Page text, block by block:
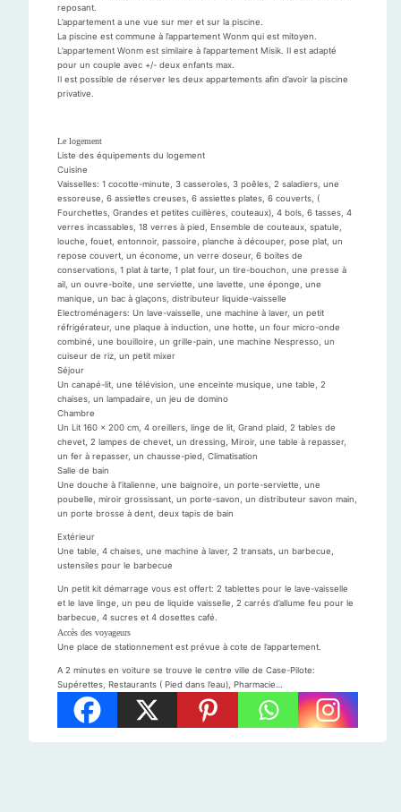
reposant.
L’appartement a une vue sur mer et sur la piscine.
La piscine est commune à l’appartement Wonm qui est mitoyen.
L’appartement Wonm est similaire à l’appartement Misik. Il est adapté
pour un couple avec +/- deux enfants max.
Il est possible de réserver les deux appartements afin d’avoir la piscine
privative.
Le logement
Liste des équipements du logement
Cuisine
Vaisselles: 1 cocotte-minute, 3 casseroles, 3 poêles, 2 saladiers, une
essoreuse, 6 assiettes creuses, 6 assiettes plates, 6 couverts, (
Fourchettes, Grandes et petites cuillères, couteaux), 4 bols, 6 tasses, 4
verres incassables, 18 verres à pied, Ensemble de couteaux, spatule,
louche, fouet, entonnoir, passoire, planche à découper, pose plat, un
repose couvert, un économe, un verre doseur, 6 boites de
conservations, 1 plat à tarte, 1 plat four, un tire-bouchon, une presse à
ail, un ouvre-boite, une serviette, une lavette, une éponge, une
manique, un bac à glaçons, distributeur liquide-vaisselle
Electroménagers: Un lave-vaisselle, une machine à laver, un petit
réfrigérateur, une plaque à induction, une hotte, un four micro-onde
combiné, une bouilloire, un grille-pain, une machine Nespresso, un
cuiseur de riz, un petit mixer
Séjour
Un canapé-lit, une télévision, une enceinte musique, une table, 2
chaises, un lampadaire, un jeu de domino
Chambre
Un Lit 160 x 200 cm, 4 oreillers, linge de lit, Grand plaid, 2 tables de
chevet, 2 lampes de chevet, un dressing, Miroir, une table à repasser,
un fer à repasser, un chausse-pied, Climatisation
Salle de bain
Une douche à l’italienne, une baignoire, un porte-serviette, une
poubelle, miroir grossissant, un porte-savon, un distributeur savon main,
un porte brosse à dent, deux tapis de bain
Extérieur
Une table, 4 chaises, une machine à laver, 2 transats, un barbecue,
ustensiles pour le barbecue
Un petit kit démarrage vous est offert: 2 tablettes pour le lave-vaisselle
et le lave linge, un peu de liquide vaisselle, 2 carrés d’allume feu pour le
barbecue, 4 sucres et 4 dosettes café.
Accès des voyageurs
Une place de stationnement est prévue à cote de l’appartement.
A 2 minutes en voiture se trouve le centre ville de Case-Pilote:
Supérettes, Restaurants ( Pied dans l’eau), Pharmacie…